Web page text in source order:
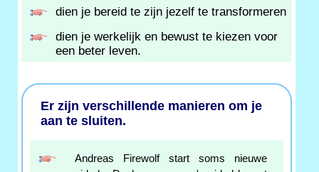
dien je bereid te zijn jezelf te transformeren
dien je werkelijk en bewust te kiezen voor
een beter leven.
Er zijn verschillende manieren om je
aan te sluiten.
Andreas Firewolf start soms nieuwe